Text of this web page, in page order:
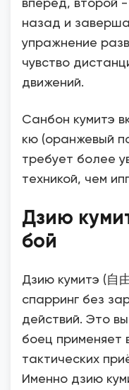
назад и
упражнение
чувство
движений.
Санбон кумитэ
кю (оранжевый
требует более
техникой, чем
Дзию
бой
Дзию кумитэ (自
спарринг без
действий. Это
боец применяет
тактических
Именно дзию